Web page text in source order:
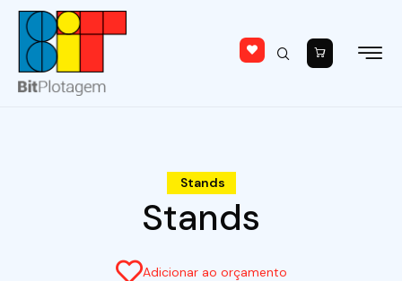
Stands
Stands
Adicionar ao orçamento